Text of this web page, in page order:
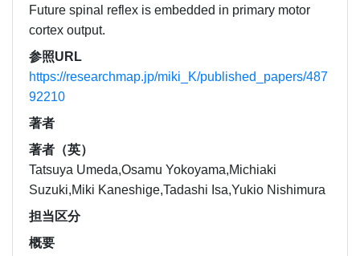
Future spinal reflex is embedded in primary motor
cortex output.
参照URL
https://researchmap.jp/miki_K/published_papers/487
92210
著者
著者（英）
Tatsuya Umeda,Osamu Yokoyama,Michiaki
Suzuki,Miki Kaneshige,Tadashi Isa,Yukio Nishimura
担当区分
概要